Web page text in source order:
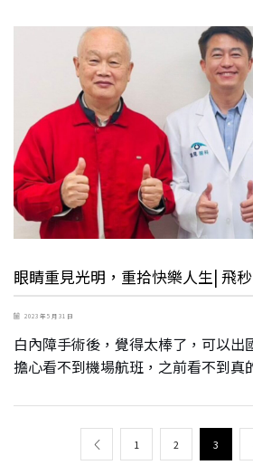
眼睛重見光明，重拾快樂人生| 飛
2023 年 5 月 31 日
白內障手術後，覺得太棒了，可以出
擔心看不到機場航班，之前看不到真
1 2 3